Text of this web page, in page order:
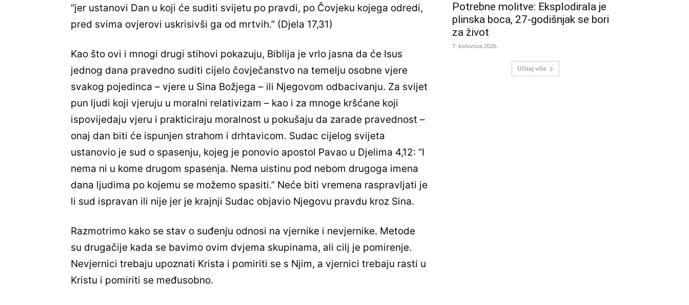
“jer ustanovi Dan u koji će suditi svijetu po pravdi, po Čovjeku kojega odredi,
pred svima ovjerovi uskrisivši ga od mrtvih.” (Djela 17,31)
Kao što ovi i mnogi drugi stihovi pokazuju, Biblija je vrlo jasna da će Isus
jednog dana pravedno suditi cijelo čovječanstvo na temelju osobne vjere
svakog pojedinca – vjere u Sina Božjega – ili Njegovom odbacivanju. Za svijet
pun ljudi koji vjeruju u moralni relativizam – kao i za mnoge kršćane koji
ispovijedaju vjeru i prakticiraju moralnost u pokušaju da zarade pravednost –
onaj dan biti će ispunjen strahom i drhtavicom. Sudac cijelog svijeta
ustanovio je sud o spasenju, kojeg je ponovio apostol Pavao u Djelima 4,12: “I
nema ni u kome drugom spasenja. Nema uistinu pod nebom drugoga imena
dana ljudima po kojemu se možemo spasiti.” Neće biti vremena raspravljati je
li sud ispravan ili nije jer je krajnji Sudac objavio Njegovu pravdu kroz Sina.
Razmotrimo kako se stav o suđenju odnosi na vjernike i nevjernike. Metode
su drugačije kada se bavimo ovim dvjema skupinama, ali cilj je pomirenje.
Nevjernici trebaju upoznati Krista i pomiriti se s Njim, a vjernici trebaju rasti u
Kristu i pomiriti se međusobno.
Potrebne molitve: Eksplodirala je
plinska boca, 27-godišnjak se bori
za život
7. kolovoza 2026.
Učitaj više